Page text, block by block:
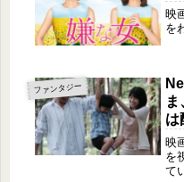
映
を
ファンタジー
は
映
を
て